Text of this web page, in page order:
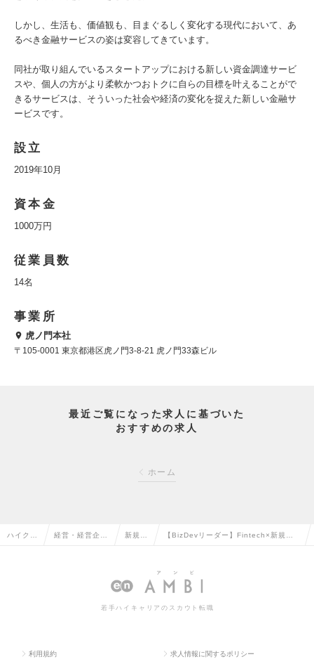
しかし、生活も、価値観も、目まぐるしく変化する現代において、あ
るべき金融サービスの姿は変容してきています。
同社が取り組んでいるスタートアップにおける新しい資金調達サービ
スや、個人の方がより柔軟かつおトクに自らの目標を叶えることがで
きるサービスは、そういった社会や経済の変化を捉えた新しい金融サ
ービスです。
設立
2019年10月
資本金
1000万円
従業員数
14名
事業所
虎ノ門本社
〒105-0001 東京都港区虎ノ門3-8-21 虎ノ門33森ビル
最近ご覧になった求人に基づいた
おすすめの求人
ホーム
ハイクラ 経営・経営企 新規事
職
【BizDevリーダー】Fintech×新規事
の求人情報
若手ハイキャリアのスカウト転職
利用規約 求人情報に関するポリシー